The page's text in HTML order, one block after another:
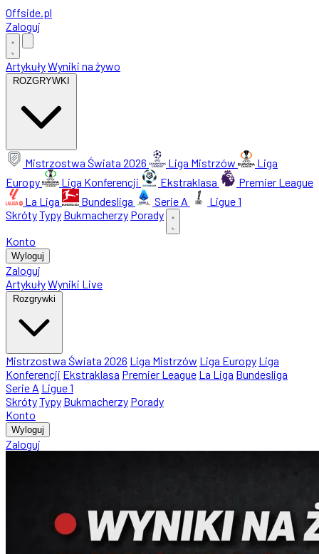
Offside.pl
Zaloguj
ArtykułyWyniki na żywo
ROZGRYWKI
Mistrzostwa Świata 2026 Liga Mistrzów
Liga
Europy
Liga Konferencji Ekstraklasa
Premier League
La Liga
Bundesliga Serie A
Ligue 1
SkrótyTypy Bukmacherzy Porady
Konto
Wyloguj
Zaloguj
ArtykułyWyniki Live
Rozgrywki
Mistrzostwa Świata 2026 Liga Mistrzów Liga Europy Liga
Konferencji Ekstraklasa Premier League La Liga Bundesliga
Serie A Ligue 1
SkrótyTypy Bukmacherzy Porady
Konto
Wyloguj
Zaloguj